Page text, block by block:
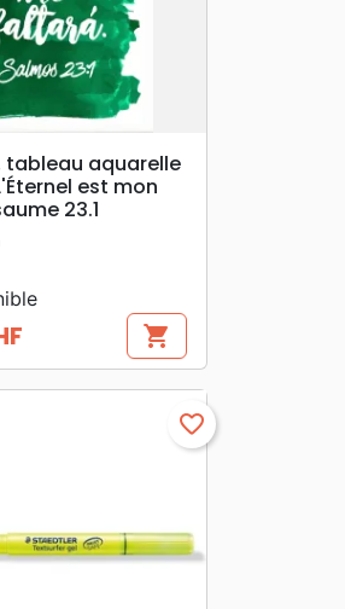
RAPIDE
tableau aquarelle
est mon
23.1
shopping_cart
favorite_border